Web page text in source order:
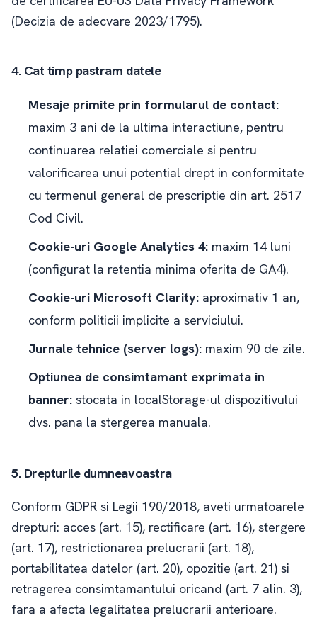
(Decizia de adecvare 2023/1795).
4. Cat timp pastram datele
Mesaje primite prin formularul de contact:
maxim 3 ani de la ultima interactiune, pentru
continuarea relatiei comerciale si pentru
valorificarea unui potential drept in conformitate
cu termenul general de prescriptie din art. 2517
Cod Civil.
Cookie-uri Google Analytics 4: maxim 14 luni
(configurat la retentia minima oferita de GA4).
Cookie-uri Microsoft Clarity: aproximativ 1 an,
conform politicii implicite a serviciului.
Jurnale tehnice (server logs): maxim 90 de zile.
Optiunea de consimtamant exprimata in
banner: stocata in localStorage-ul dispozitivului
dvs. pana la stergerea manuala.
5. Drepturile dumneavoastra
Conform GDPR si Legii 190/2018, aveti urmatoarele
drepturi: acces (art. 15), rectificare (art. 16), stergere
(art. 17), restrictionarea prelucrarii (art. 18),
portabilitatea datelor (art. 20), opozitie (art. 21) si
retragerea consimtamantului oricand (art. 7 alin. 3),
fara a afecta legalitatea prelucrarii anterioare.